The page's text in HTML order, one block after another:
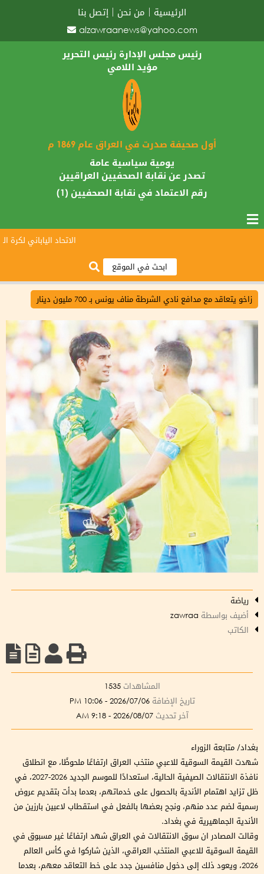
الرئيسية من نحن
إتصل بنا
alzawraanews@yahoo.com
رئيس مجلس الإدارة رئيس التحرير
مؤيد اللامي
أول صحيفة صدرت في العراق عام 1869 م
يومية سياسية عامة
تصدر عن نقابة الصحفيين العراقيين
رقم الاعتماد في نقابة الصحفيين (1)
الاتحاد الياباني لكرة
زاخو يتعاقد مع مدافع نادي الشرطة مناف يونس بـ 700 مليون دينار
رياضة
أضيف بواسطة
الكاتب
المشاهدات 1535
تاريخ الإضافة 2026/07/06 - 10:06 PM
آخر تحديث 2026/08/07 - 9:18 AM
بغداد/ متابعة الزوراء
شهدت القيمة السوقية للاعبي منتخب العراق ارتفاعًا ملحوظًا، مع انطلاق
نافذة الانتقالات الصيفية الحالية، استعدادًا للموسم الجديد 2026-2027، في
ظل تزايد اهتمام الأندية بالحصول على خدماتهم، بعدما بدأت بتقديم عروض
رسمية لضم عدد منهم، ونجح بعضها بالفعل في استقطاب لاعبين بارزين من
الأندية الجماهيرية في بغداد.
وقالت المصادر ان سوق الانتقالات في العراق شهد ارتفاعًا غير مسبوق في
القيمة السوقية للاعبي المنتخب العراقي، الذين شاركوا في كأس العالم
2026، ويعود ذلك إلى دخول منافسين جدد على خط التعاقد معهم، بعدما